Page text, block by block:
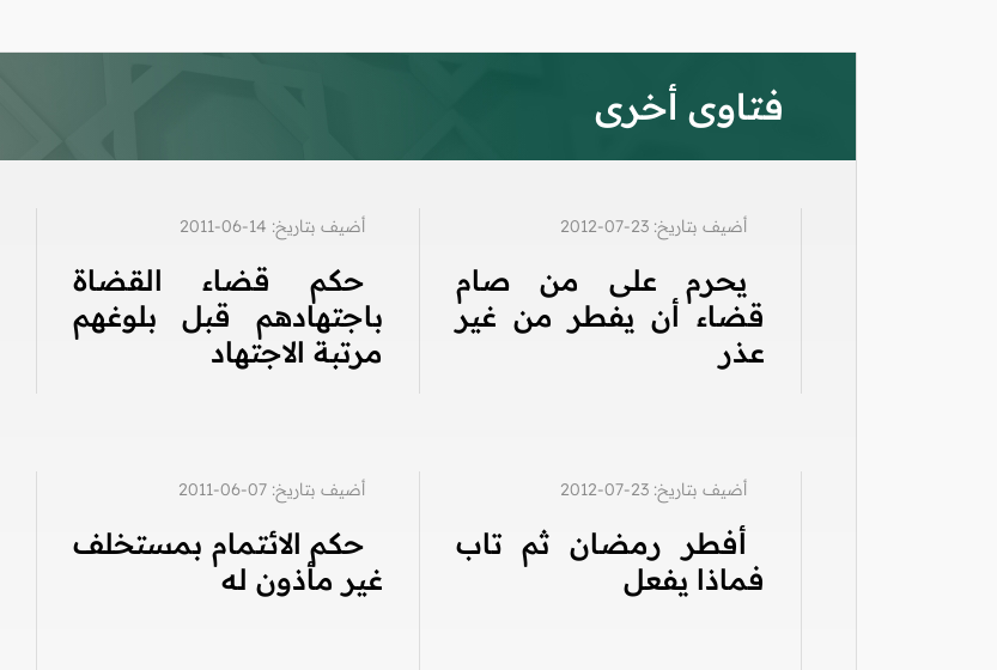
فتاوى أخرى
أضيف بتاريخ: 23-07-2012
يحرم على من صام
قضاء أن يفطر من غير
عذر
أضيف بتاريخ: 14-06-2011
حكم قضاء القضاة
باجتهادهم قبل بلوغهم
مرتبة الاجتهاد
أضيف بتاريخ: 23-07-2012
أفطر رمضان ثم تاب
فماذا يفعل
أضيف بتاريخ: 07-06-2011
حكم الائتمام بمستخلف
غير مأذون له